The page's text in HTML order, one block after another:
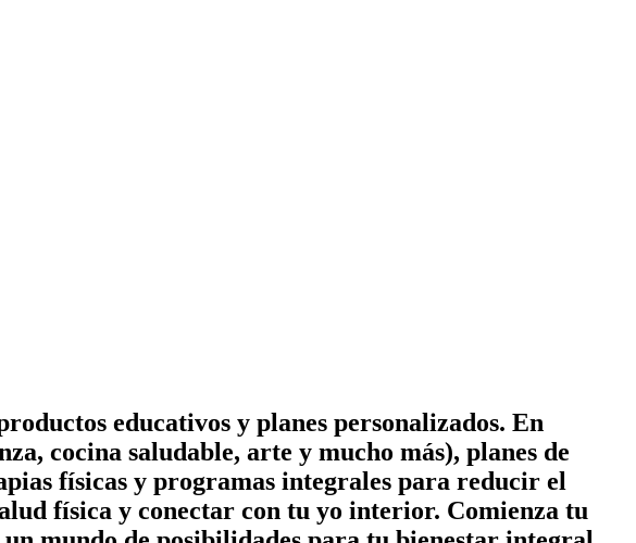
educativos y planes personalizados. En
cocina saludable, arte y mucho más), planes de
físicas y programas integrales para reducir el
física y conectar con tu yo interior. Comienza tu